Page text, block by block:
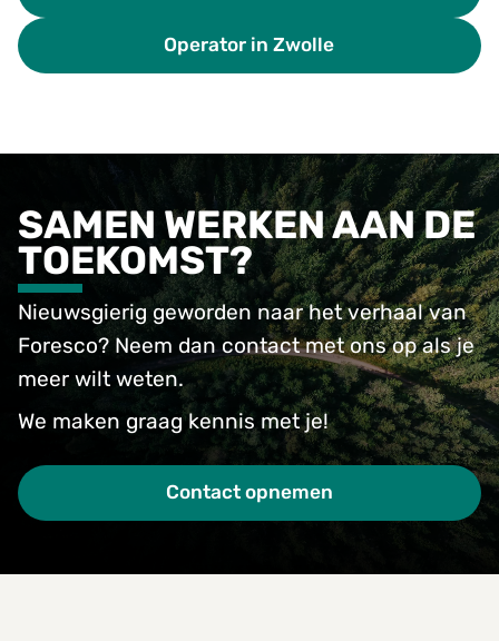
Operator in Zwolle
SAMEN WERKEN AAN DE
TOEKOMST?
Nieuwsgierig geworden naar het verhaal van
Foresco? Neem dan contact met ons op als je
meer wilt weten.
We maken graag kennis met je!
Contact opnemen